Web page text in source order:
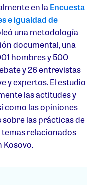
en laEncuesta
e igualdad de
una metodología
documental, una
hombres y 500
y 26 entrevistas
y expertos. El estudio
las actitudes y
como las opiniones
sobre las prácticas de
relacionados
Kosovo.